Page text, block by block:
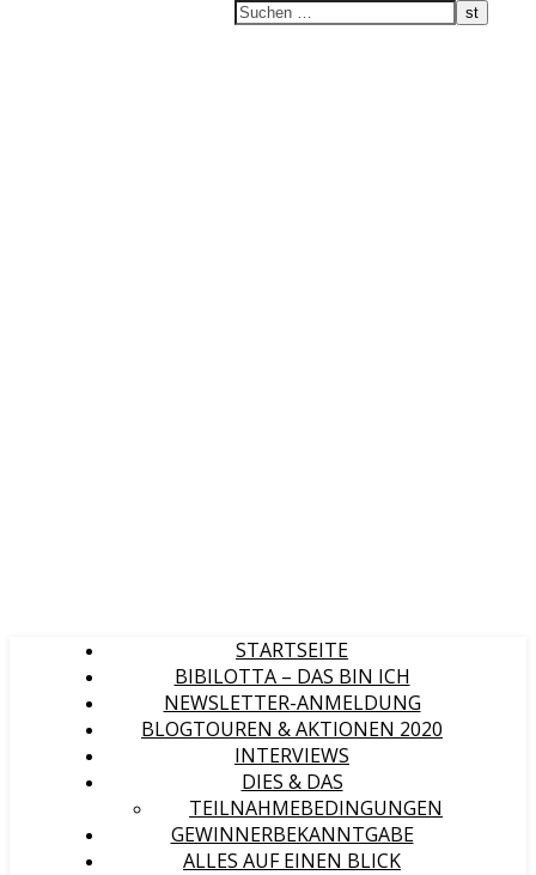
STARTSEITE
BIBILOTTA – DAS BIN ICH
NEWSLETTER-ANMELDUNG
BLOGTOUREN & AKTIONEN 2020
INTERVIEWS
DIES & DAS
TEILNAHMEBEDINGUNGEN
GEWINNERBEKANNTGABE
ALLES AUF EINEN BLICK